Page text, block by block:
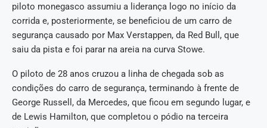
piloto monegasco assumiu a liderança logo no início da
corrida e, posteriormente, se beneficiou de um carro de
segurança causado por Max Verstappen, da Red Bull, que
saiu da pista e foi parar na areia na curva Stowe.
O piloto de 28 anos cruzou a linha de chegada sob as
condições do carro de segurança, terminando à frente de
George Russell, da Mercedes, que ficou em segundo lugar, e
de Lewis Hamilton, que completou o pódio na terceira